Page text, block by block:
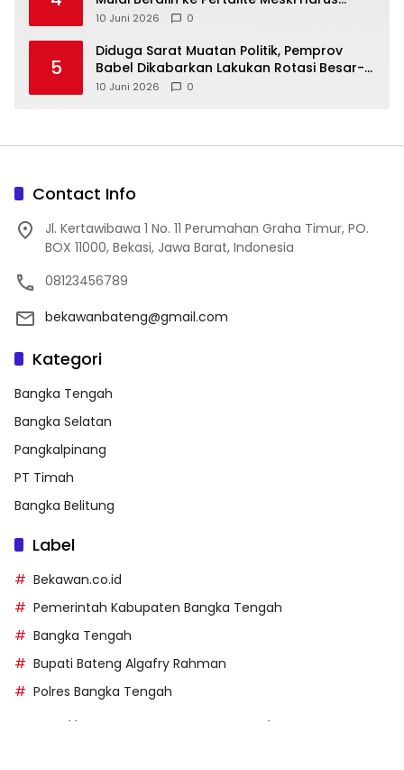
10 Juni 2026 0
5
‎Diduga Sarat Muatan Politik, Pemprov
Babel Dikabarkan Lakukan Rotasi Besar-
10 Juni 2026 0
Contact Info
Jl. Kertawibawa 1 No. 11 Perumahan Graha Timur, PO.
BOX 11000, Bekasi, Jawa Barat, Indonesia
08123456789
bekawanbateng@gmail.com
Kategori
Bangka Tengah
Bangka Selatan
Pangkalpinang
PT Timah
Bangka Belitung
Label
Bekawan.co.id
Pemerintah Kabupaten Bangka Tengah
Bangka Tengah
Bupati Bateng Algafry Rahman
Polres Bangka Tengah